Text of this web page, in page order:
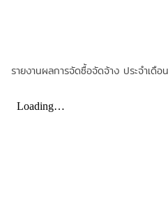
รายงานผลการจัดซื้อจัดจ้าง ประจำเดื